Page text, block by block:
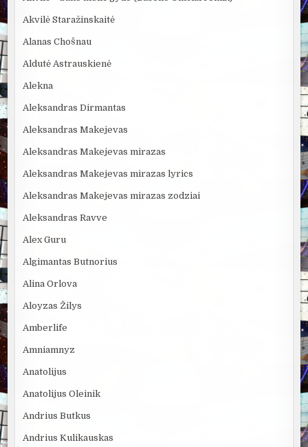
Akvilė Staražinskaitė
Alanas Chošnau
Aldutė Astrauskienė
Alekna
Aleksandras Dirmantas
Aleksandras Makejevas
Aleksandras Makejevas mirazas
Aleksandras Makejevas mirazas lyrics
Aleksandras Makejevas mirazas zodziai
Aleksandras Ravve
Alex Guru
Algimantas Butnorius
Alina Orlova
Aloyzas Žilys
Amberlife
Amniamnyz
Anatolijus
Anatolijus Oleinik
Andrius Butkus
Andrius Kulikauskas